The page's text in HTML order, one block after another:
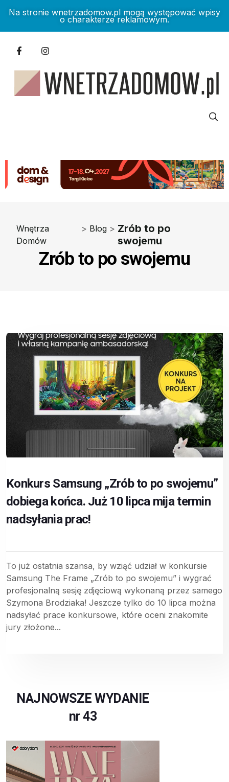
Na stronie wnetrzadomow.pl mogą występować wpisy
o charakterze reklamowym.
Wnętrza
Domów
> Blog > Zrób to po
swojemu
Zrób to po swojemu
Konkurs Samsung „Zrób to po swojemu”
dobiega końca. Już 10 lipca mija termin
nadsyłania prac!
To już ostatnia szansa, by wziąć udział w konkursie
Samsung The Frame „Zrób to po swojemu” i wygrać
profesjonalną sesję zdjęciową wykonaną przez samego
Szymona Brodziaka! Jeszcze tylko do 10 lipca można
nadsyłać prace konkursowe, które oceni znakomite
jury złożone...
NAJNOWSZE WYDANIE
nr 43